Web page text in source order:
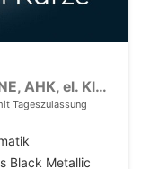
N Line 2WD 1.6 T-GDI DCT N-LINE, AHK, el. Klappe, Navi, Kamera, Side, Winter
Tageszulassung
Black Metallic